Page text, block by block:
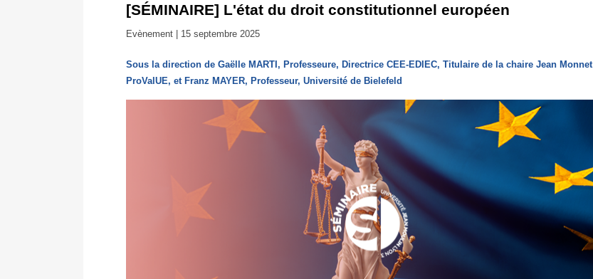
[SÉMINAIRE] L'état du droit constitutionnel européen
Evènement | 15 septembre 2025
Sous la direction de Gaëlle MARTI, Professeure, Directrice CEE-EDIEC, Titulaire de la chaire Jean Monnet
ProValUE, et Franz MAYER, Professeur, Université de Bielefeld